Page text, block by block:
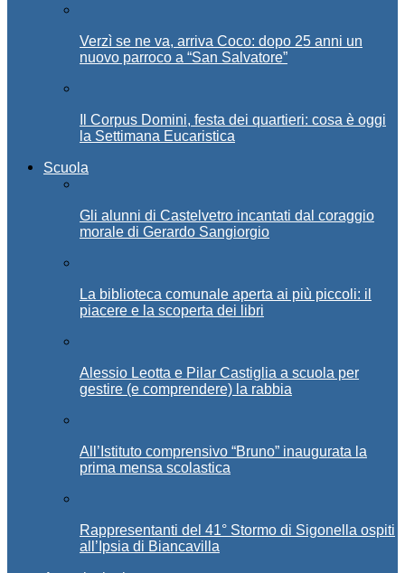
Verzì se ne va, arriva Coco: dopo 25 anni un
nuovo parroco a “San Salvatore”
Il Corpus Domini, festa dei quartieri: cosa è oggi
la Settimana Eucaristica
Scuola
Gli alunni di Castelvetro incantati dal coraggio
morale di Gerardo Sangiorgio
La biblioteca comunale aperta ai più piccoli: il
piacere e la scoperta dei libri
Alessio Leotta e Pilar Castiglia a scuola per
gestire (e comprendere) la rabbia
All’Istituto comprensivo “Bruno” inaugurata la
prima mensa scolastica
Rappresentanti del 41° Stormo di Sigonella ospiti
all’Ipsia di Biancavilla